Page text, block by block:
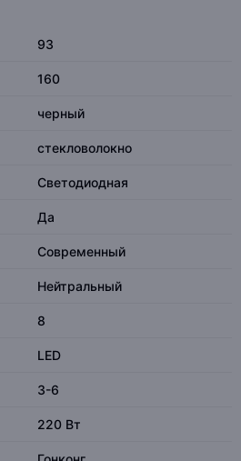
93
160
черный
стекловолокно
Светодиодная
Да
Современный
Нейтральный
8
LED
3-6
220 Вт